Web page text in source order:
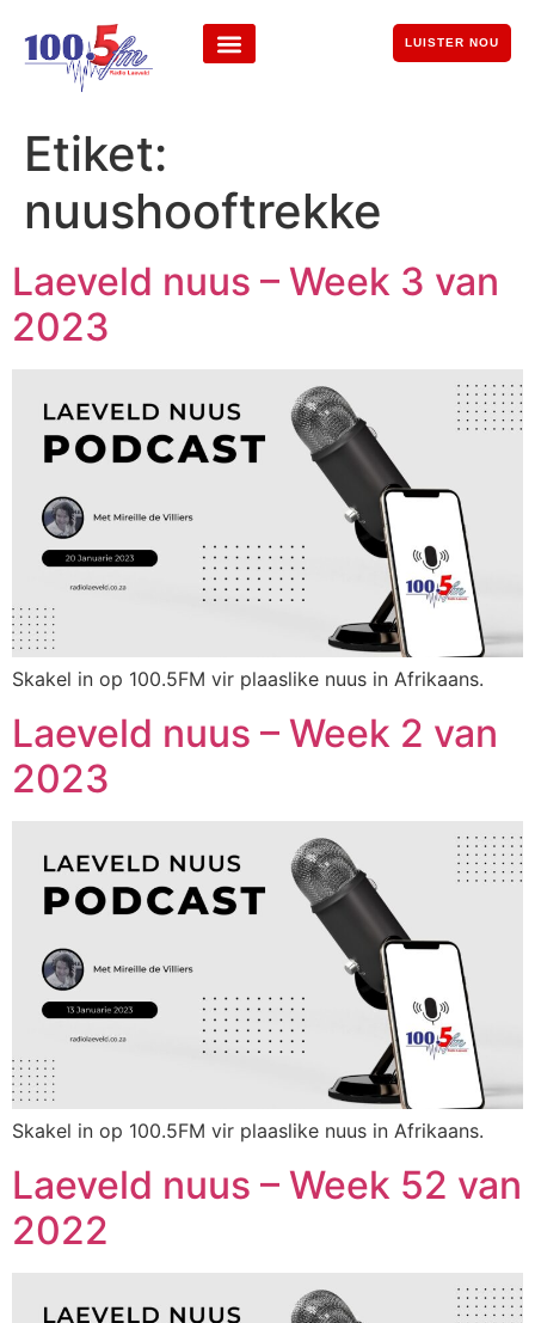
LUISTER NOU
Etiket:
nuushooftrekke
Laeveld nuus – Week 3 van
2023
Skakel in op 100.5FM vir plaaslike nuus in Afrikaans.
Laeveld nuus – Week 2 van
2023
Skakel in op 100.5FM vir plaaslike nuus in Afrikaans.
Laeveld nuus – Week 52 van
2022